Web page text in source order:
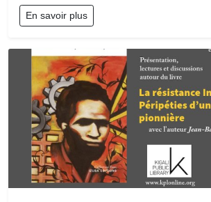
En savoir plus